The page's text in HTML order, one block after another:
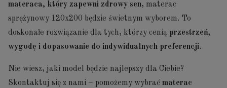
materaca, który zapewni zdrowy sen, materac
sprężynowy 120x200 będzie świetnym wyborem. To
doskonałe rozwiązanie dla tych, którzy cenią przestrzeń,
wygodę i dopasowanie do indywidualnych preferencji.
Nie wiesz, jaki model będzie najlepszy dla Ciebie?
Skontaktuj się z nami – pomożemy wybrać materac